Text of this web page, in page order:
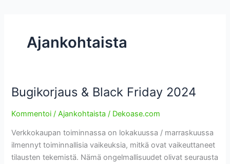
Ajankohtaista
Bugikorjaus & Black Friday 2024
Kommentoi /Ajankohtaista / Dekoase.com
Verkkokaupan toiminnassa on lokakuussa / marraskuussa
ilmennyt toiminnallisia vaikeuksia, mitkä ovat vaikeuttaneet
tilausten tekemistä. Nämä ongelmallisuudet olivat seurausta